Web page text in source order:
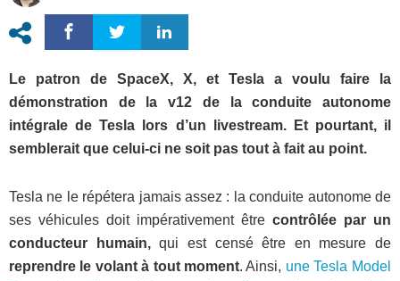
Le patron de SpaceX, X, et Tesla a voulu faire la
démonstration de la v12 de la conduite autonome
intégrale de Tesla lors d’un livestream. Et pourtant, il
semblerait que celui-ci ne soit pas tout à fait au point.
Tesla ne le répétera jamais assez : la conduite autonome de
ses véhicules doit impérativement être contrôlée par un
conducteur humain,qui est censé être en mesure de
reprendre le volant à tout moment. Ainsi, une Tesla Model